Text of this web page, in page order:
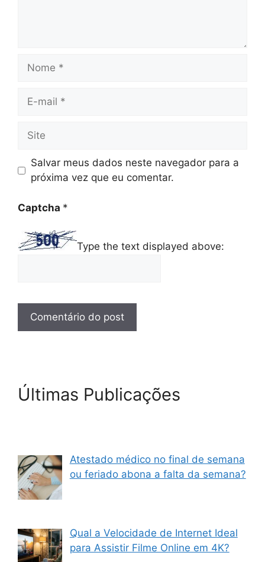
Nome
Site
Salvar meus dados neste navegador para a
próxima vez que eu comentar.
Captcha *
Type the text displayed above:
Últimas Publicações
Atestado médico no final de semana
ou feriado abona a falta da semana?
Qual a Velocidade de Internet Ideal
para Assistir Filme Online em 4K?